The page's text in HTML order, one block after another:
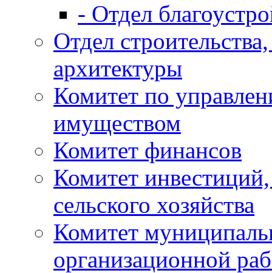
- Отдел
Отдел
архитектуры
Комитет по
имуществом
Комитет финансов
Комитет
сельского хозяйства
Комитет
организационной